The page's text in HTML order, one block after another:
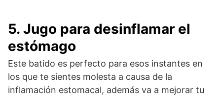
5. Jugo para desinflamar el
estómago
Este batido es perfecto para esos instantes en
los que te sientes molesta a causa de la
inflamación estomacal, además va a mejorar tu